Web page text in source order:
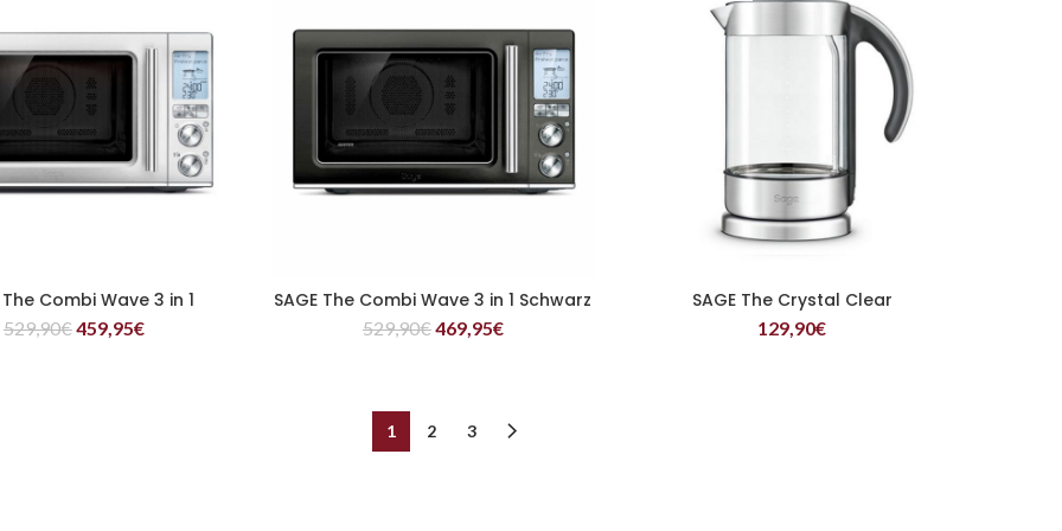
WEITERLESEN
The Combi Wave 3 in 1
529,90€459,95€
WEITERLESEN
SAGE The Combi Wave 3 in 1 Schwarz
529,90€469,95€
WEITERLESEN
SAGE The Crystal Clear
129,90€
1 2 3